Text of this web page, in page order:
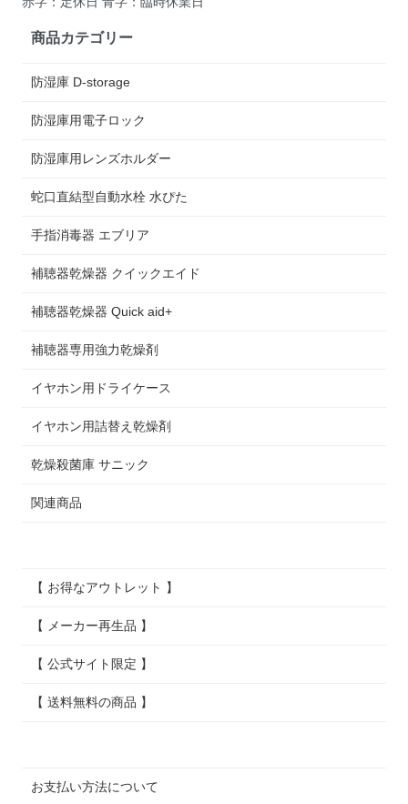
商品カテゴリー
防湿庫 D-storage
防湿庫用電子ロック
防湿庫用レンズホルダー
蛇口直結型自動水栓 水ぴた
手指消毒器 エブリア
補聴器乾燥器 クイックエイド
補聴器乾燥器 Quick aid+
補聴器専用強力乾燥剤
イヤホン用ドライケース
イヤホン用詰替え乾燥剤
乾燥殺菌庫 サニック
関連商品
【 お得なアウトレット 】
【 メーカー再生品 】
【 公式サイト限定 】
【 送料無料の商品 】
お支払い方法について